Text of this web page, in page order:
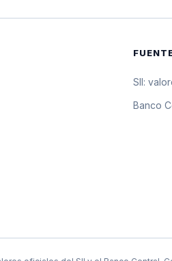
38.921,2 pesos por
SII:
Banco